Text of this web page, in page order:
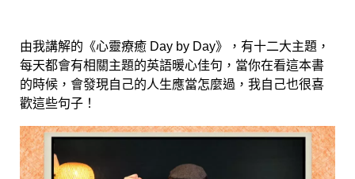
由我講解的《心靈療癒 Day by Day》，有十二大主題，
每天都會有相關主題的英語暖心佳句，當你在看這本書
的時候，會發現自己的人生應當怎麼過，我自己也很喜
歡這些句子！